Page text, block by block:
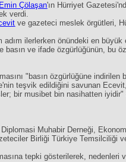
Emin Çölaşan'ın Hürriyet
verdi.
ve gazeteci meslek örgütleri,
ilerlerken önündeki en
ve ifade özgürlüğünün, bu
"basın özgürlüğüne
teşvik edildiğini savunan
bir musibet bin nasihatten iyidir"
Muhabir Derneği,
Birliği Türkiye Temsilciliği
tepki gösterilerek, nedenleri